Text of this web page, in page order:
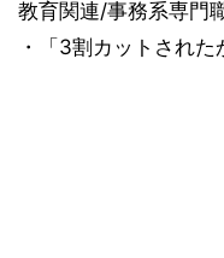
教育関連/事務系専門
・「3割カットされ